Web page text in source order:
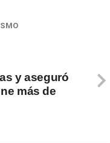
y aseguró
más de